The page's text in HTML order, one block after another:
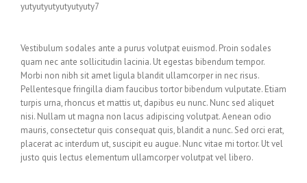
yutyutyutyutyutyuty7
Vestibulum sodales ante a purus volutpat euismod. Proin sodales
quam nec ante sollicitudin lacinia. Ut egestas bibendum tempor.
Morbi non nibh sit amet ligula blandit ullamcorper in nec risus.
Pellentesque fringilla diam faucibus tortor bibendum vulputate. Etiam
turpis urna, rhoncus et mattis ut, dapibus eu nunc. Nunc sed aliquet
nisi. Nullam ut magna non lacus adipiscing volutpat. Aenean odio
mauris, consectetur quis consequat quis, blandit a nunc. Sed orci erat,
placerat ac interdum ut, suscipit eu augue. Nunc vitae mi tortor. Ut vel
justo quis lectus elementum ullamcorper volutpat vel libero.